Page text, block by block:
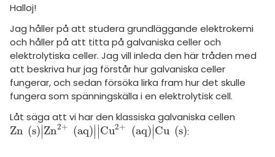
Halloj!
Jag håller på att studera grundläggande elektrokemi
och håller på att titta på galvaniska celler och
elektrolytiska celler. Jag vill inleda den här tråden med
att beskriva hur jag förstår hur galvaniska celler
fungerar, och sedan försöka lirka fram hur det skulle
fungera som spänningskälla i en elektrolytisk cell.
Låt säga att vi har den klassiska galvaniska cellen
Zn (s)∣Zn2+ (aq)∣ ∣Cu2+ (aq)∣Cu (s)
Zn |Zn2+aq |Cu2+ aq|Cu s :
Allmänna diskussioner
Livehjälpen
Topplistor
För lärare
språk